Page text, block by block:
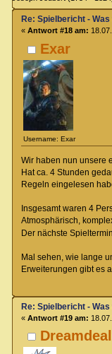
Exar
Username: Exar
Re: Spielbericht -
« Antwort #18 am:
Wir haben nun unsere
Hat ca. 4 Stunden
Regeln eingelesen
Insgesamt waren 4
Atmosphärisch,
Der nächste
Mal sehen, wie lange
Erweiterungen gibt es
Re: Spielbericht -
« Antwort #19 am: